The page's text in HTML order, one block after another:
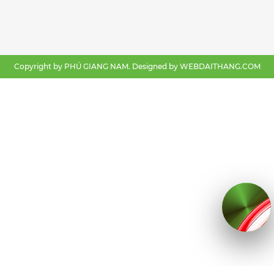
Copyright by PHÚ GIANG NAM. Designed by WEBDAITHANG.COM